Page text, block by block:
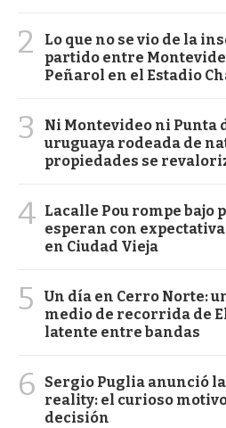
2
Lo que no se vio de la
partido entre
Peñarol en el Estadio
3
Ni Montevideo ni Punta
uruguaya rodeada de
propiedades se
4 Lacalle Pou rompe bajo
esperan con
en Ciudad Vieja
5
Un día en Cerro Norte:
medio de recorrida de
latente entre bandas
6
Sergio Puglia anunció
reality: el curioso
decisión